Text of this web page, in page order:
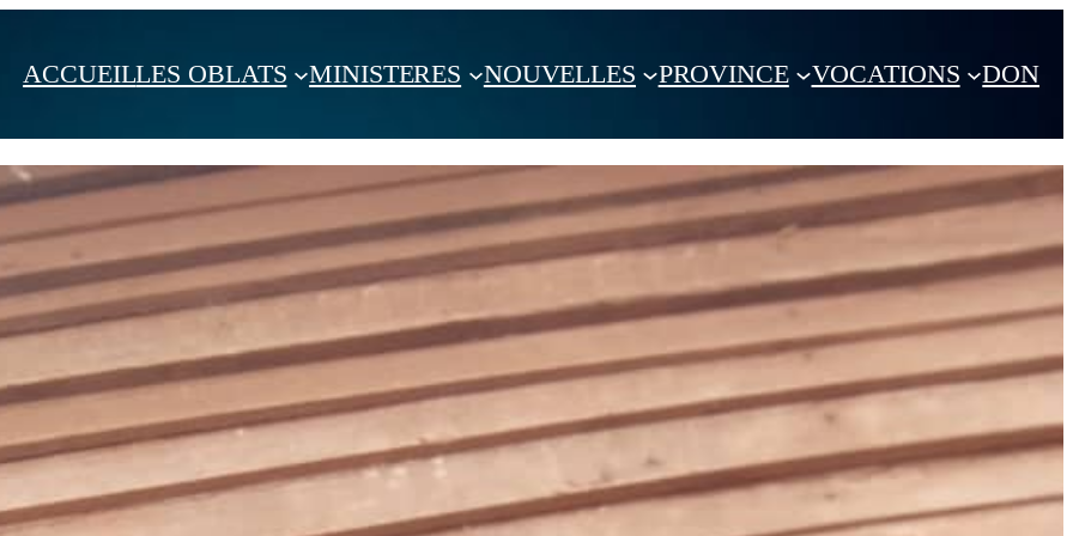
ACCUEILLES OBLATS MINISTERES NOUVELLES PROVINCE VOCATIONS DON